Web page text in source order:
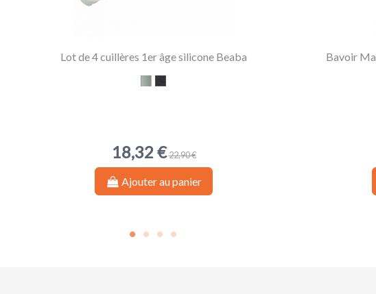
Lot de 4 cuillères 1er âge silicone Beaba
18,32 €22,90 €
Eucalyptus
Storm
Ajouter au panier
Bavoir